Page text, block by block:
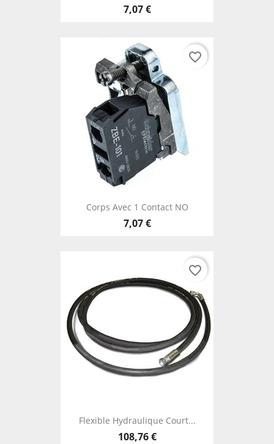
7,07 €
Corps Avec 1 Contact NO
7,07 €
favorite_border
Flexible Hydraulique Court...
108,76 €
favorite_border